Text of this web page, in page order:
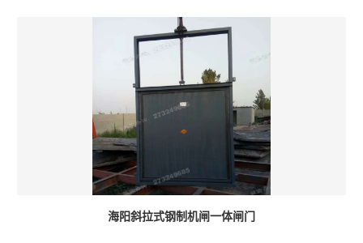
海阳斜拉式钢制机闸一体闸门